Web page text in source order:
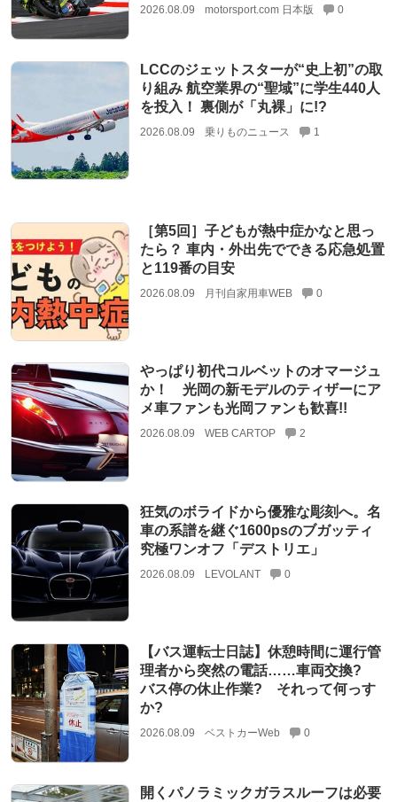
2026.08.09 motorsport.com 日本版 0
LCCのジェットスターが“史上初”の取
り組み 航空業界の“聖域”に学生440人
を投入！ 裏側が「丸裸」に!?
2026.08.09 乗りものニュース 1
［第5回］子どもが熱中症かなと思っ
たら？ 車内・外出先でできる応急処置
と119番の目安
2026.08.09 月刊自家用車WEB 0
やっぱり初代コルベットのオマージュ
か！ 光岡の新モデルのティザーにア
メ車ファンも光岡ファンも歓喜!!
2026.08.09 WEB CARTOP 2
狂気のボライドから優雅な彫刻へ。名
車の系譜を継ぐ1600psのブガッティ
究極ワンオフ「デストリエ」
2026.08.09 LEVOLANT 0
【バス運転士日誌】休憩時間に運行管
理者から突然の電話……車両交換?
バス停の休止作業? それって何っす
か?
2026.08.09 ベストカーWeb 0
開くパノラミックガラスルーフは必要